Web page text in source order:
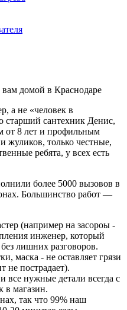
а не «человек в
старший сантехник Денис,
от 8 лет и профильным
жуликов, только честные,
ребята, у всех есть
более 5000 вызовов в
Большинство работ —
(например на засороы -
инженер, который
лишних разговоров.
маска - не оставляет грязи
не пострадает).
нужные детали всегда с
в магазин.
так что 99% наш